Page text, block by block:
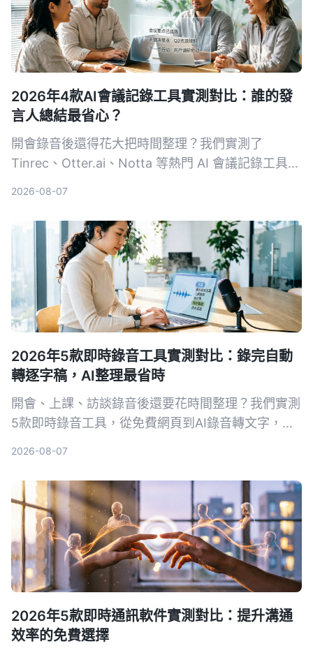
2026年4款AI會議記錄工具實測對比：誰的發
言人總結最省心？
開會錄音後還得花大把時間整理？我們實測了
Tinrec、Otter.ai、Notta 等熱門 AI 會議記錄工具，
2026-08-07
2026年5款即時錄音工具實測對比：錄完自動
轉逐字稿，AI整理最省時
開會、上課、訪談錄音後還要花時間整理？我們實測
5款即時錄音工具，從免費網頁到AI錄音轉文字，找
事項，是目前整理錄音資料的首選。
2026-08-07
2026年5款即時通訊軟件實測對比：提升溝通
效率的免費選擇